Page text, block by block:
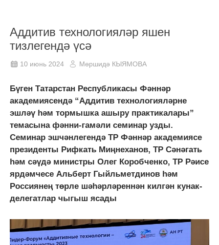
Аддитив технологияләр яшен
тизлегендә үсә
10 июнь 2024 Мөршидә КЫЯМОВА
Бүген Татарстан Республикасы Фәннәр
академиясендә “Аддитив технологияләрне
эшләү һәм тормышка ашыру практикалары”
темасына фәнни-гамәли семинар узды.
Семинар эшчәнлегендә ТР Фәннәр академиясе
президенты Рифкать Миңнеханов, ТР Сәнәгать
һәм сәүдә министры Олег Коробченко, ТР Рәисе
ярдәмчесе Альберт Гыйльметдинов һәм
Россиянең төрле шәһәрләреннән килгән кунак-
делегатлар чыгыш ясады